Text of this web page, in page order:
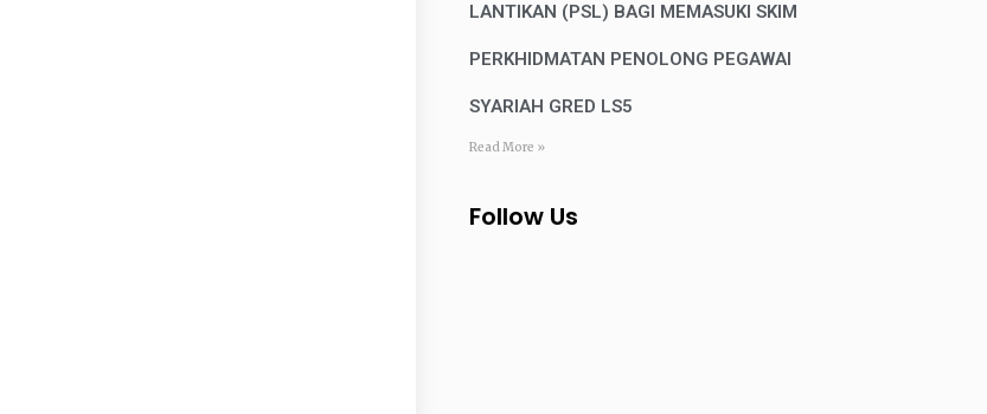
LANTIKAN (PSL) BAGI MEMASUKI SKIM
PERKHIDMATAN PENOLONG PEGAWAI
SYARIAH GRED LS5
Read More »
Follow Us